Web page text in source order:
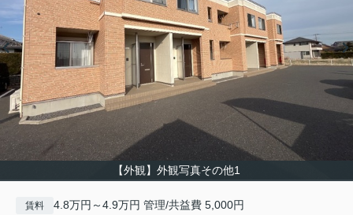
【外観】外観写真その他1
賃料 4.8万円～4.9万円 管理/共益費 5,000円